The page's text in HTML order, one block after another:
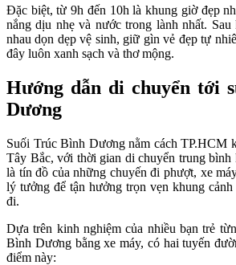
Đặc biệt, từ 9h đến 10h là khung giờ đẹp
nắng dịu nhẹ và nước trong lành nhất.
nhau dọn dẹp vệ sinh, giữ gìn vẻ đẹp tự
đây luôn xanh sạch và thơ mộng.
Hướng dẫn di chuyển tới
Dương
Suối Trúc Bình Dương nằm cách TP.HCM
Tây Bắc, với thời gian di chuyển trung bình
là tín đồ của những chuyến đi phượt, xe
lý tưởng để tận hưởng trọn vẹn khung
đi.
Dựa trên kinh nghiệm của nhiều bạn trẻ
Bình Dương bằng xe máy, có hai tuyến
điểm này: